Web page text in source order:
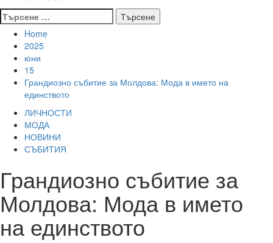
Търсене
за:
Home
2025
юни
15
Грандиозно събитие за Молдова: Мода в името на
единството
ЛИЧНОСТИ
МОДА
НОВИНИ
СЪБИТИЯ
Грандиозно събитие за
Молдова: Мода в името
на единството